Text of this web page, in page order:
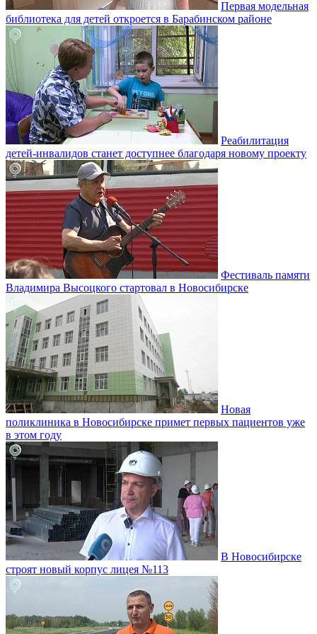
Первая модельная
библиотека для детей откроется в Барабинском районе
Реабилитация
детей-инвалидов станет доступнее благодаря новому проекту
Фестиваль памяти
Владимира Высоцкого стартовал в Новосибирске
Новая
поликлиника в Новосибирске примет первых пациентов уже
в этом году
В Новосибирске
строят новый корпус лицея №113